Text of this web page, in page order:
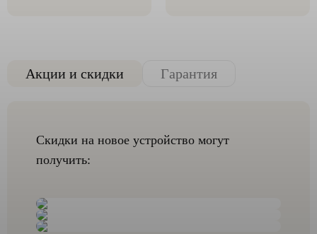
Акции и скидки Гарантия
Скидки на новое устройство могут
получить: